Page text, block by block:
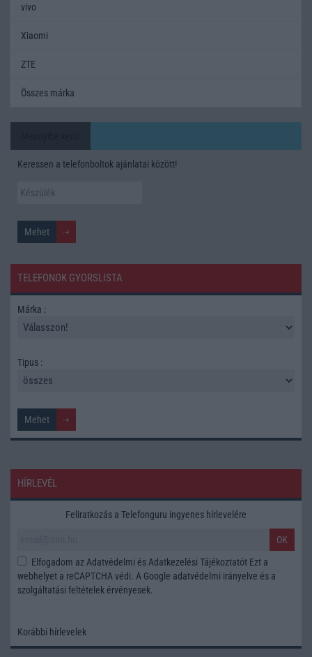
vivo
Xiaomi
ZTE
Összes márka
Keressen a telefonboltok ajánlatai között!
TELEFONOK GYORSLISTA
Márka :
Tipus :
HÍRLEVÉL
Feliratkozás a Telefonguru ingyenes hírlevelére
OK
Elfogadom az Adatvédelmi és Adatkezelési Tájékoztatót Ezt a
webhelyet a reCAPTCHA védi. A Google adatvédelmi irányelve és a
szolgáltatási feltételek érvényesek.
Korábbi hírlevelek